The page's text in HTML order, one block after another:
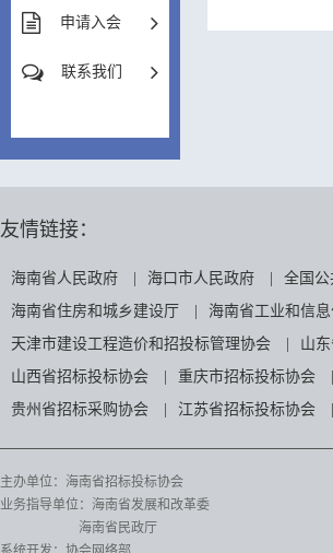
申请入会
联系我们
友情链接：
海南省人民政府 海口市人民政府
全国
海南省住房和城乡建设厅
海南省工业和信
天津市建设工程造价和招投标管理协会
山
山西省招标投标协会
重庆市招标投标协会
贵州省招标采购协会
江苏省招标投标协会
主办单位：海南省招标投标协会
业务指导单位：海南省发展和改革委
海南省民政厅